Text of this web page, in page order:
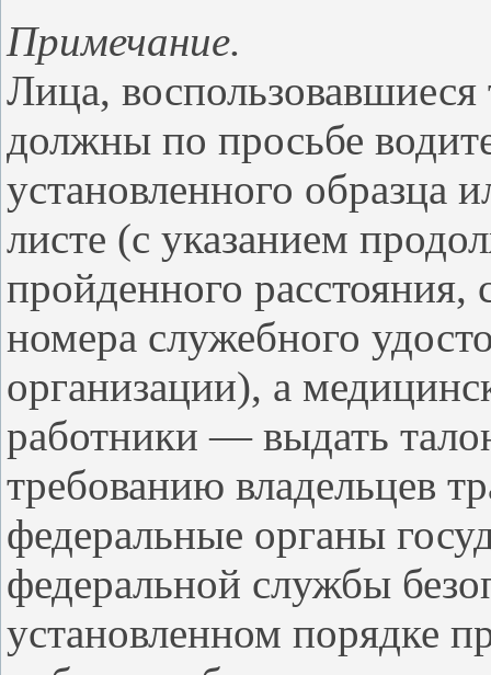
Примечание.
Лица,
должны по просьбе
установленного образца
листе (с указанием
пройденного
номера служебного
организации), а
работники — выдать
требованию владельцев
федеральные органы
федеральной службы
установленном порядке